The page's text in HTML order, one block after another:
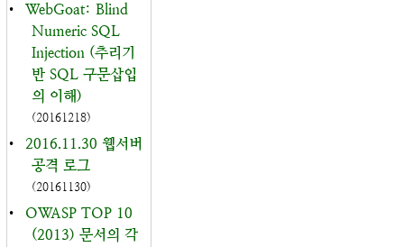
•
WebGoat: Blind
Numeric SQL
Injection (추리기
반 SQL 구문삽입
의 이해)
(20161218)
•
2016.11.30 웹서버
공격 로그
(20161130)
•
OWASP TOP 10
(2013) 문서의 각